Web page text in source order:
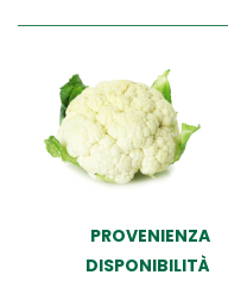
PROVENIENZA
DISPONIBILITÀ